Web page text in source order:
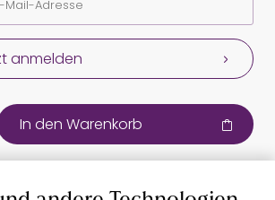
anmelden
In den Warenkorb